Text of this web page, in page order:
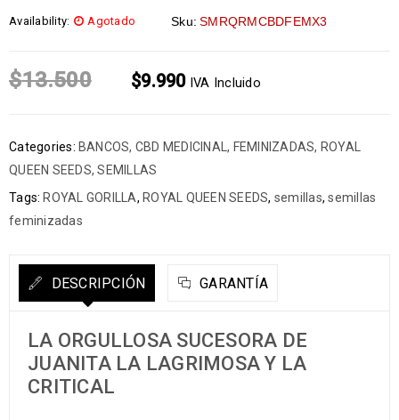
Availability: Agotado Sku: SMRQRMCBDFEMX3
$13.500 $9.990 IVA Incluido
Categories: BANCOS, CBD MEDICINAL , FEMINIZADAS, ROYAL
QUEEN SEEDS,SEMILLAS
Tags: ROYAL GORILLA, ROYAL QUEEN SEEDS, semillas,semillas
feminizadas
DESCRIPCIÓN GARANTÍA
LA ORGULLOSA SUCESORA DE
JUANITA LA LAGRIMOSA Y LA
CRITICAL